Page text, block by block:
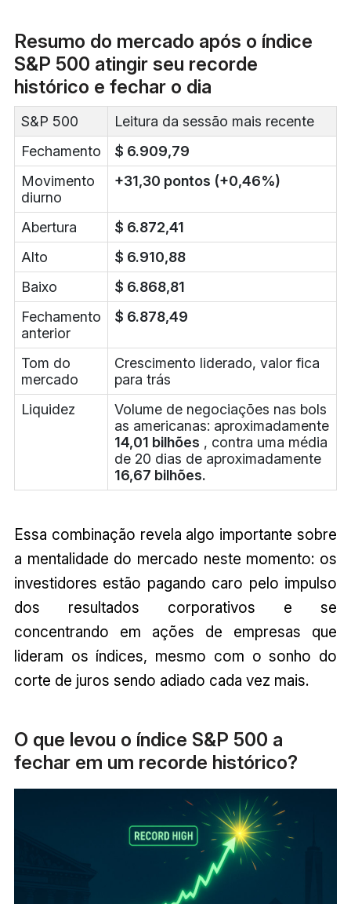
Resumo do mercado após o índice
S&P 500 atingir seu recorde
histórico e fechar o dia
S&P 500
Leitura da sessão mais recente
Fechamento
$ 6.909,79
Movimento
diurno
+31,30 pontos (+0,46%)
Abertura
$ 6.872,41
Alto
$ 6.910,88
Baixo
$ 6.868,81
Fechamento
anterior
$ 6.878,49
Tom do
mercado
Crescimento liderado, valor fica
para trás
Liquidez
Volume de negociações nas bols
as americanas: aproximadamente
14,01 bilhões , contra uma média
de 20 dias de aproximadamente
16,67 bilhões.
Essa combinação revela algo importante sobre
a mentalidade do mercado neste momento: os
investidores estão pagando caro pelo impulso
dos resultados corporativos e se
concentrando em ações de empresas que
lideram os índices, mesmo com o sonho do
corte de juros sendo adiado cada vez mais.
O que levou o índice S&P 500 a
fechar em um recorde histórico?